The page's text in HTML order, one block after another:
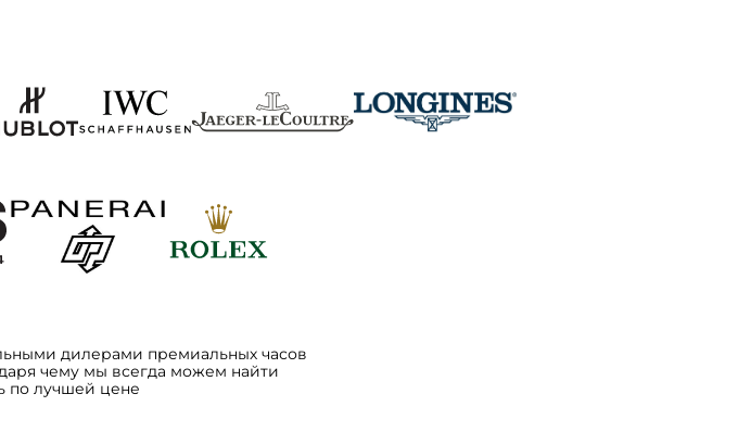
дилерами премиальных часов
чему мы всегда можем найти
по лучшей цене